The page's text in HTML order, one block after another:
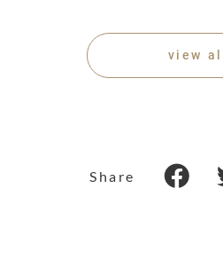
view all
Share